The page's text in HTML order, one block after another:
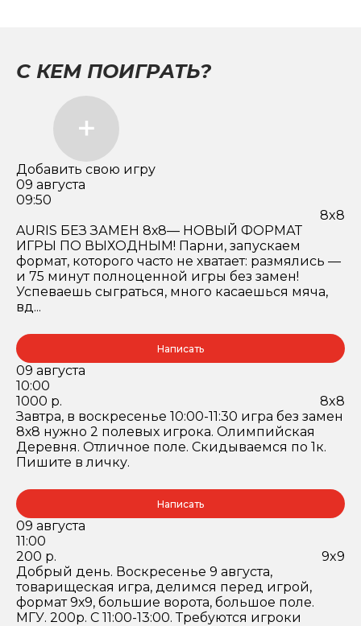
С КЕМ ПОИГРАТЬ?
Добавить свою игру
09 августа
09:50
8x8
AURIS БЕЗ ЗАМЕН 8х8— НОВЫЙ ФОРМАТ
ИГРЫ ПО ВЫХОДНЫМ! Парни, запускаем
формат, которого часто не хватает: размялись —
и 75 минут полноценной игры без замен!
Успеваешь сыграться, много касаешься мяча,
вд...
Написать
09 августа
10:00
1000 р.
8x8
Завтра, в воскресенье 10:00-11:30 игра без замен
8х8 нужно 2 полевых игрока. Олимпийская
Деревня. Отличное поле. Скидываемся по 1к.
Пишите в личку.
Написать
09 августа
11:00
200 р.
9x9
Добрый день. Воскресенье 9 августа,
товарищеская игра, делимся перед игрой,
формат 9х9, большие ворота, большое поле.
МГУ. 200р. С 11:00-13:00. Требуются игроки